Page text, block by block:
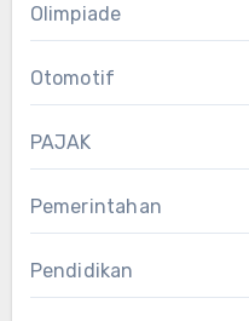
Olimpiade
Otomotif
PAJAK
Pemerintahan
Pendidikan